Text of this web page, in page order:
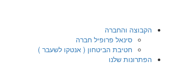
הקבוצה והחברה
סינאל פרופיל חברה
חטיבת הביטחון ( אנטקו לשעבר )
הפתרונות שלנו